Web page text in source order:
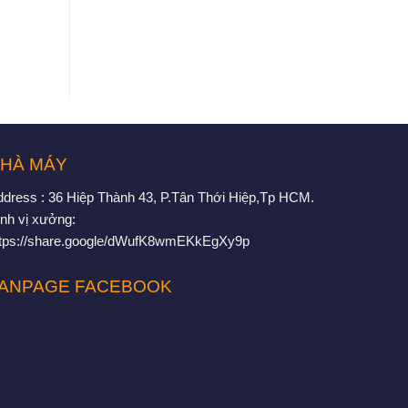
MÁY
: 36 Hiệp Thành 43, P.Tân Thới Hiệp,Tp HCM.
vị xưởng:
share.google/dWufK8wmEKkEgXy9p
FACEBOOK